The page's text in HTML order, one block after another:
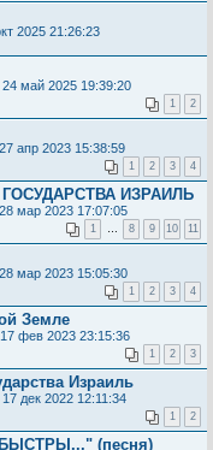
2025 21:26:23
май 2025 19:39:20
1 2
апр 2023 15:38:59
1 2 3 4
ИЗРАИЛЬ
мар 2023 17:07:05
1 8 9 10 11
мар 2023 15:05:30
1 2 3 4
Земле
фев 2023 23:15:36
1 2 3
Израиль
дек 2022 12:11:34
1 2
(песня)